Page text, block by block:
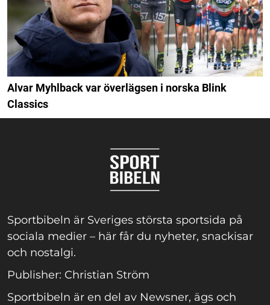
Alvar Myhlback var överlägsen i norska Blink
Classics
Sportbibeln är Sveriges största sportsida på
sociala medier – här får du nyheter, snackisar
och nostalgi.
Publisher: Christian Ström
Sportbibeln är en del av Newsner, ägs och